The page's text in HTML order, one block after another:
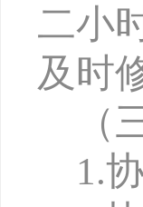
二小
及时
（
1.